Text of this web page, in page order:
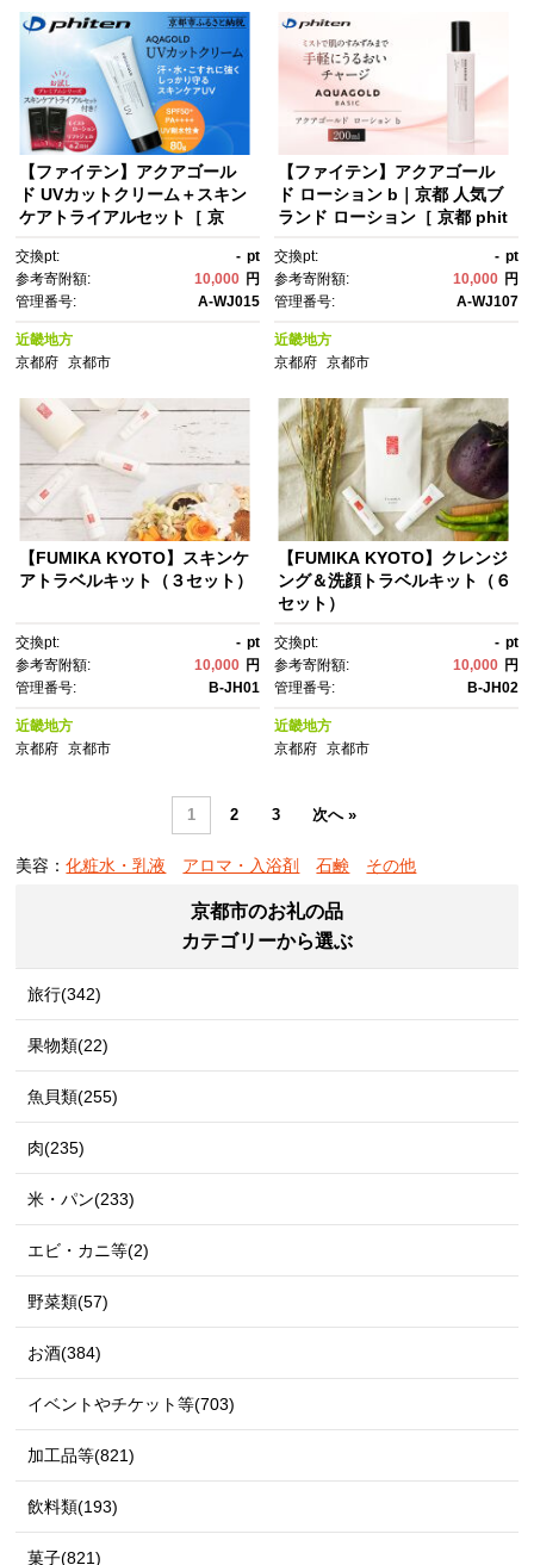
【ファイテン】アクアゴール
ド UVカットクリーム＋スキン
ケアトライアルセット［ 京
ーズ 日焼け止め クリーム 人
気 おすすめ 美容 紫外線対策 フ
ェイスケア エイジングケア ボ
ディケア お取り寄せ 通販 送料
無料 ふるさと納税 ］
交換pt: - pt
参考寄附額:
10,000 円
管理番号:
A-WJ015
近畿地方
京都府
京都市
【ファイテン】アクアゴール
ド ローション b｜京都 人気ブ
ランド ローション［ 京都 phit
品 化粧水 無添加 無香料 スキン
ケア ミスト スプレー ミストタ
イプ 保湿 お風呂上がり 保湿ミ
スト 保湿ローション 乾燥肌 う
るおい メイクの上から 化粧の
上から 天然由来成分 人気 おす
すめ 化粧品 日常 お取り寄せ 通
販 送料無料 ふるさと納税 ］
交換pt: - pt
参考寄附額:
10,000 円
管理番号:
A-WJ107
近畿地方
京都府 京都市
【FUMIKA KYOTO】スキンケ
アトラベルキット（３セット）
交換pt: - pt
参考寄附額:
10,000 円
管理番号:
B-JH01
近畿地方
京都府
京都市
【FUMIKA KYOTO】クレンジ
ング＆洗顔トラベルキット（６
セット）
交換pt: - pt
参考寄附額:
10,000 円
管理番号:
B-JH02
近畿地方
京都府 京都市
1 2 3 次へ »
美容：化粧水・乳液 アロマ・入浴剤 石鹸 その他
京都市のお礼の品
カテゴリーから選ぶ
旅行(342)
果物類(22)
魚貝類(255)
肉(235)
米・パン(233)
エビ・カニ等(2)
野菜類(57)
お酒(384)
イベントやチケット等(703)
加工品等(821)
飲料類(193)
菓子(821)